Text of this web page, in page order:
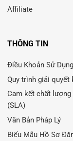
Affiliate
THÔNG TIN
Điều Khoản Sử
Quy trình giải quyết
Cam kết chất lượng
(SLA)
Văn Bản Pháp Lý
Biểu Mẫu Hồ Sơ